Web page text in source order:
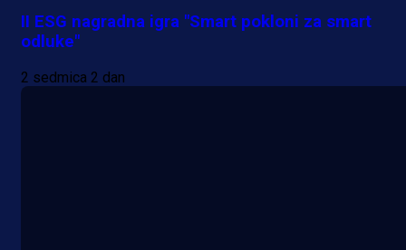
II ESG nagradna igra "Smart pokloni za smart
odluke"
2 sedmica 2 dan